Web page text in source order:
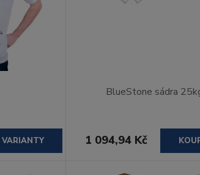
VARIANTY
BlueStone sádra
1 094,94 Kč